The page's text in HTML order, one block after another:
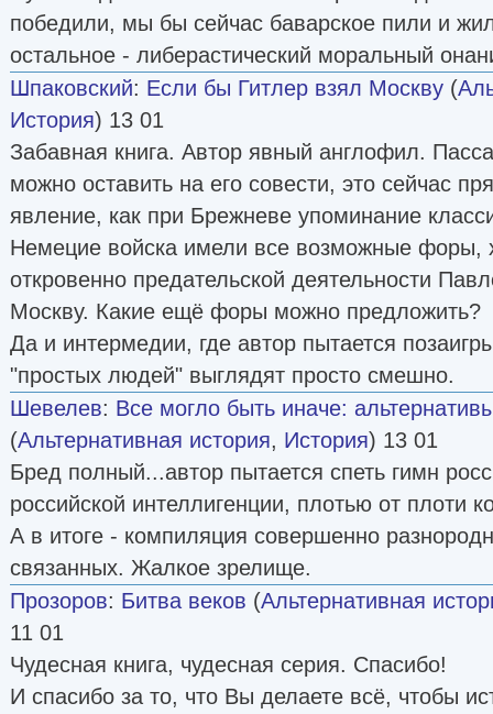
победили, мы бы сейчас баварское пили и
остальное - либерастический моральный
Шпаковский: Если бы Гитлер взял Москву (
История) 13 01
Забавная книга. Автор явный англофил.
можно оставить на его совести, это сейчас
явление, как при Брежневе упоминание
Немецие войска имели все возможные форы,
откровенно предательской деятельности
Москву. Какие ещё форы можно предложить?
Да и интермедии, где автор пытается
"простых людей" выглядят просто смешно.
Шевелев: Все могло быть иначе:
(Альтернативная история, История) 13 01
Бред полный...автор пытается спеть гимн
российской интеллигенции, плотью от плоти
А в итоге - компиляция совершенно
связанных. Жалкое зрелище.
Прозоров: Битва веков (Альтернативная
11 01
Чудесная книга, чудесная серия. Спасибо!
И спасибо за то, что Вы делаете всё, чтобы